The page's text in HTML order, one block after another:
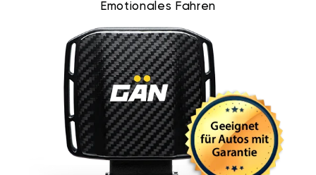
Emotionales Fahren